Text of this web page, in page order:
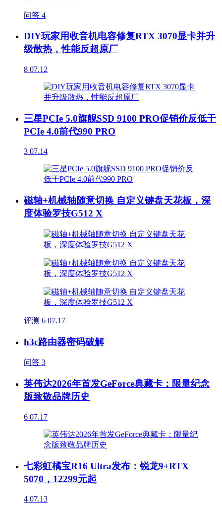
问答 4
DIY玩家用收音机电容修复RTX 3070显卡并升
级散热，性能反超原厂
8 07.12
三星PCIe 5.0旗舰SSD 9100 PRO促销价反低于
PCIe 4.0前代990 PRO
3 07.14
磁轴+机械轴随意切换 自定义键盘天花板，深
度体验罗技G512 X
评测 6 07.17
h3c路由器密码破解
问答 3
英伟达2026年首发GeForce典藏卡：限量纪念
版致敬品牌历史
6 07.17
七彩虹橘宝R16 Ultra发布：锐龙9+RTX
5070，12299元起
4 07.13